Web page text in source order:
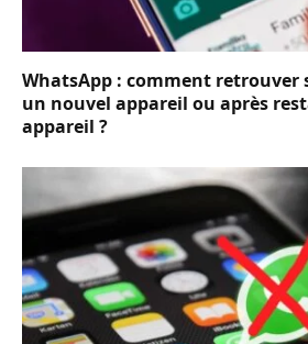
WhatsApp : comment retrouver
un nouvel appareil ou après
appareil ?